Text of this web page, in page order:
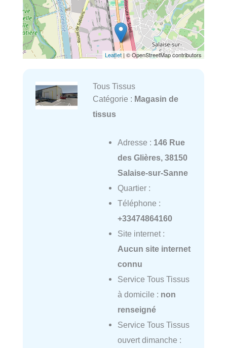
Leaflet | © OpenStreetMap contributors
Tous Tissus
Catégorie : Magasin de
tissus
Adresse : 146 Rue
des Glières, 38150
Salaise-sur-Sanne
Quartier :
Téléphone :
+33474864160
Site internet :
Aucun site internet
connu
Service Tous Tissus
à domicile : non
renseigné
Service Tous Tissus
ouvert dimanche :